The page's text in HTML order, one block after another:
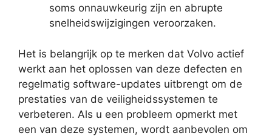
soms onnauwkeurig zijn en abrupte
snelheidswijzigingen veroorzaken.
Het is belangrijk op te merken dat Volvo actief
werkt aan het oplossen van deze defecten en
regelmatig software-updates uitbrengt om de
prestaties van de veiligheidssystemen te
verbeteren. Als u een probleem opmerkt met
een van deze systemen, wordt aanbevolen om